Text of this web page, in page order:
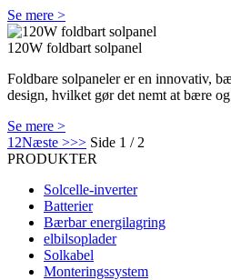
Se mere >
120W foldbart solpanel
Foldbare solpaneler er en innovativ,
design, hvilket gør det nemt at bære
Se mere >
1 2Næste >>> Side 1 / 2
PRODUKTER
Solcelle-inverter
Batterier
Bærbar energilagring
elbilsoplader
Solkabel
Monteringssystem